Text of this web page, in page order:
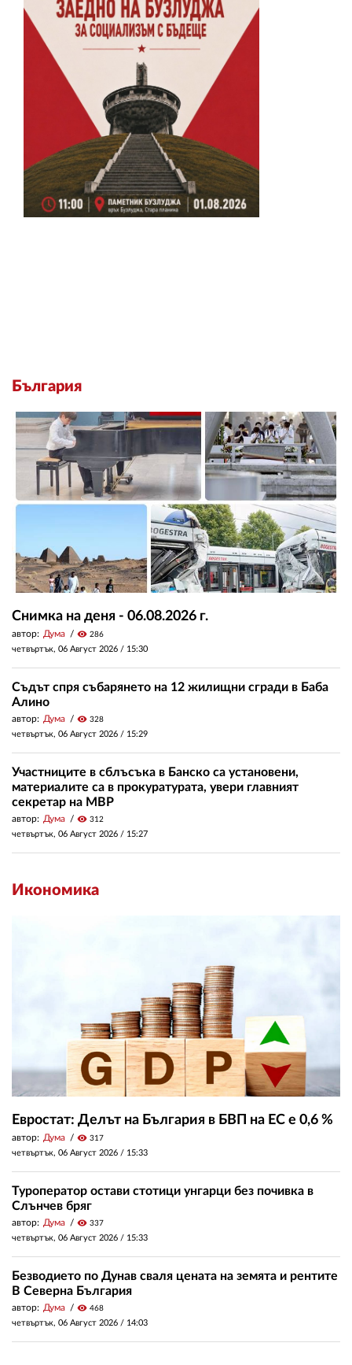
България
Снимка на деня - 06.08.2026 г.
автор: Дума visibility 286
четвъртък, 06 Август 2026 / 15:30
Съдът спря събарянето на 12 жилищни сгради в Баба
Алино
автор: Дума visibility 328
четвъртък, 06 Август 2026 / 15:29
Участниците в сблъсъка в Банско са установени,
материалите са в прокуратурата, увери главният
секретар на МВР
автор: Дума visibility 312
четвъртък, 06 Август 2026 / 15:27
Икономика
Евростат: Делът на България в БВП на ЕС е 0,6 %
автор: Дума visibility 317
четвъртък, 06 Август 2026 / 15:33
Туроператор остави стотици унгарци без почивка в
Слънчев бряг
автор: Дума visibility 337
четвъртък, 06 Август 2026 / 15:33
Безводието по Дунав сваля цената на земята и рентите
В Северна България
автор: Дума visibility 468
четвъртък, 06 Август 2026 / 14:03